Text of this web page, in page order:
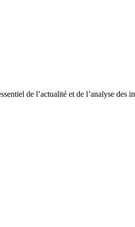
de l’actualité et de l’analyse